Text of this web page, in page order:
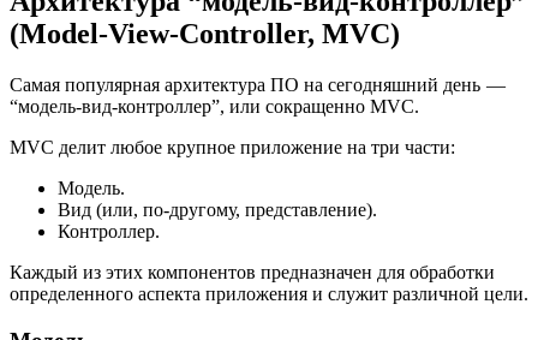
(Model-View-Controller, MVC)
Самая популярная архитектура ПО на сегодняшний день —
“модель-вид-контроллер”, или сокращенно MVC.
MVC делит любое крупное приложение на три части:
Модель.
Вид (или, по-другому, представление).
Контроллер.
Каждый из этих компонентов предназначен для обработки
определенного аспекта приложения и служит различной цели.